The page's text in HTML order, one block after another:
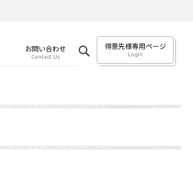
お問い合わせ
Contact Us
得意先様専用ページ
Login